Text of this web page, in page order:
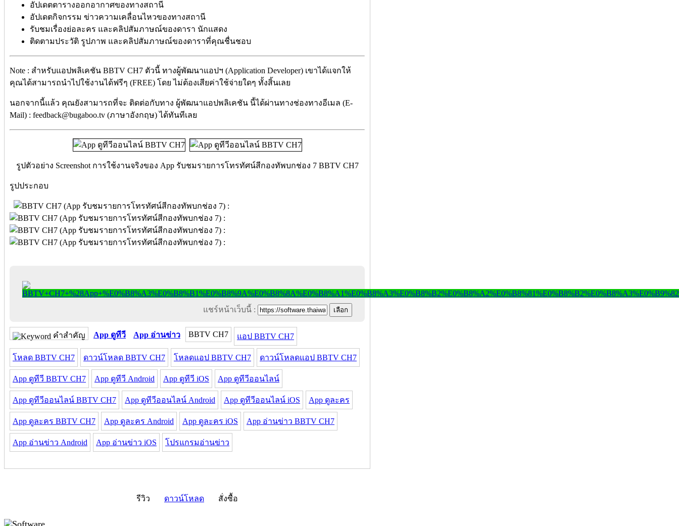
อัปเดตตารางออกอากาศของทางสถานี
อัปเดตกิจกรรม ข่าวความเคลื่อนไหวของทางสถานี
รับชมเรื่องย่อละคร และคลิปสัมภาษณ์ของดารา นักแสดง
ติดตามประวัติ รูปภาพ และคลิปสัมภาษณ์ของดาราที่คุณชื่นชอบ
Note : สำหรับแอปพลิเคชัน BBTV CH7 ตัวนี้ ทางผู้พัฒนาแอปฯ (Application Developer) เขาได้แจกให้
คุณได้สามารถนำไปใช้งานได้ฟรีๆ (FREE) โดย ไม่ต้องเสียค่าใช้จ่ายใดๆ ทั้งสิ้นเลย
นอกจากนี้แล้ว คุณยังสามารถที่จะ ติดต่อกับทาง ผู้พัฒนาแอปพลิเคชัน นี้ได้ผ่านทางช่องทางอีเมล (E-
Mail) : feedback@bugaboo.tv (ภาษาอังกฤษ) ได้ทันทีเลย
รูปตัวอย่าง Screenshot การใช้งานจริงของ App รับชมรายการโทรทัศน์สีกองทัพบกช่อง 7 BBTV CH7
รูปประกอบ
แชร์หน้าเว็บนี้ :
คำสำคัญ App ดูทีวี App อ่านข่าว BBTV CH7 แอป BBTV CH7
โหลด BBTV CH7 ดาวน์โหลด BBTV CH7 โหลดแอป BBTV CH7 ดาวน์โหลดแอป BBTV CH7
App ดูทีวี BBTV CH7 App ดูทีวี Android App ดูทีวี iOS App ดูทีวีออนไลน์
App ดูทีวีออนไลน์ BBTV CH7 App ดูทีวีออนไลน์ Android App ดูทีวีออนไลน์ iOS App ดูละคร
App ดูละคร BBTV CH7 App ดูละคร Android App ดูละคร iOS App อ่านข่าว BBTV CH7
App อ่านข่าว Android App อ่านข่าว iOS โปรแกรมอ่านข่าว
รีวิว ดาวน์โหลด สั่งซื้อ